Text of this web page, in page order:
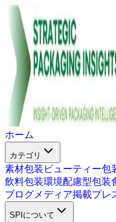
ホーム
カテゴリ
素材包装 ビューティー包
飲料包装環境配慮型包装
ブログメディア掲載プレ
SPIについて